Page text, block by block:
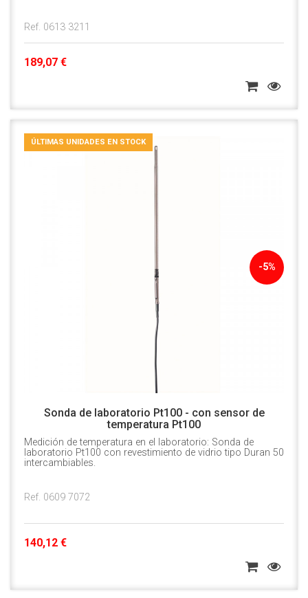
Ref. 0613 3211
189,07 €
-5%
ÚLTIMAS UNIDADES EN STOCK
Sonda de laboratorio Pt100 - con sensor de
temperatura Pt100
Medición de temperatura en el laboratorio: Sonda de
laboratorio Pt100 con revestimiento de vidrio tipo Duran 50
intercambiables.
Ref. 0609 7072
140,12 €